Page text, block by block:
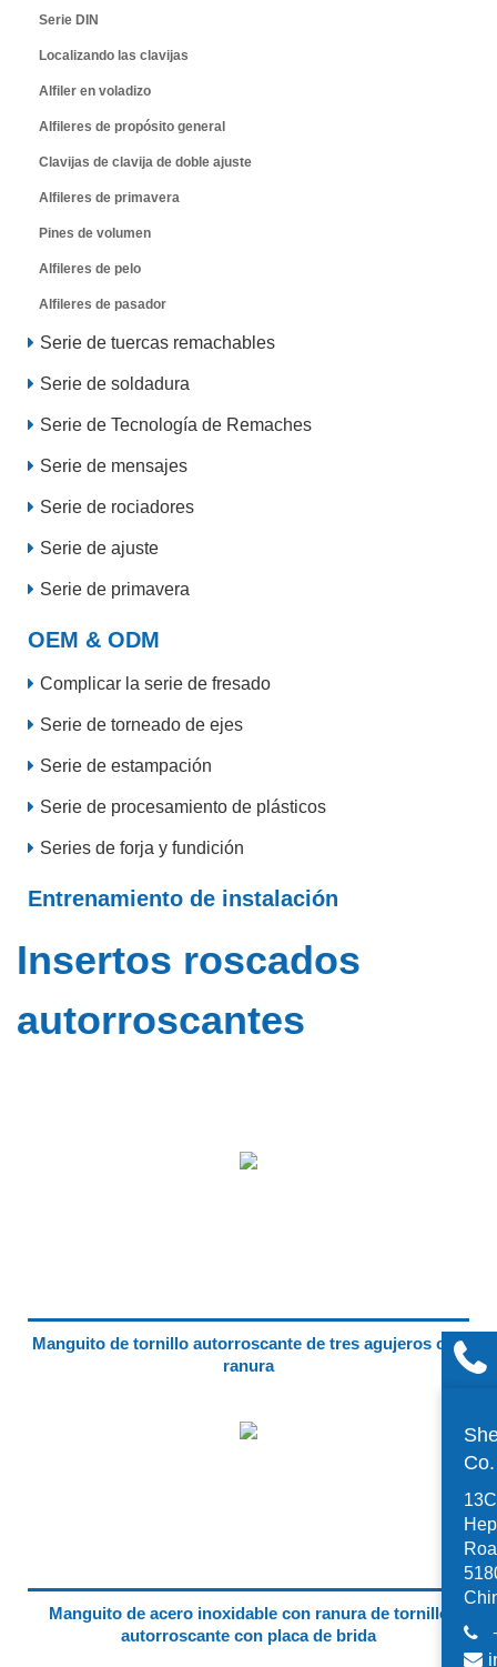
Serie DIN
Localizando las clavijas
Alfiler en voladizo
Alfileres de propósito general
Clavijas de clavija de doble ajuste
Alfileres de primavera
Pines de volumen
Alfileres de pelo
Alfileres de pasador
Serie de tuercas remachables
Serie de soldadura
Serie de Tecnología de Remaches
Serie de mensajes
Serie de rociadores
Serie de ajuste
Serie de primavera
OEM & ODM
Complicar la serie de fresado
Serie de torneado de ejes
Serie de estampación
Serie de procesamiento de plásticos
Series de forja y fundición
Entrenamiento de instalación
Insertos roscados
autorroscantes
Manguito de tornillo autorroscante de tres agujeros con
ranura
Manguito de acero inoxidable con ranura de tornillo
autorroscante con placa de brida